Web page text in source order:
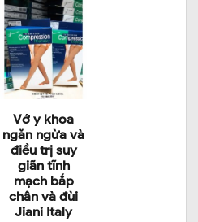
Vớ y khoa
ngăn ngừa và
điều trị suy
giãn tĩnh
mạch bắp
chân và đùi
Jiani Italy